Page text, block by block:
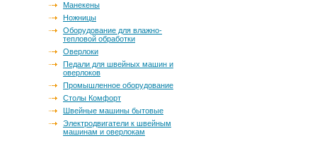
Манекены
Ножницы
Оборудование для влажно-
тепловой обработки
Оверлоки
Педали для швейных машин и
оверлоков
Промышленное оборудование
Столы Комфорт
Швейные машины бытовые
Электродвигатели к швейным
машинам и оверлокам